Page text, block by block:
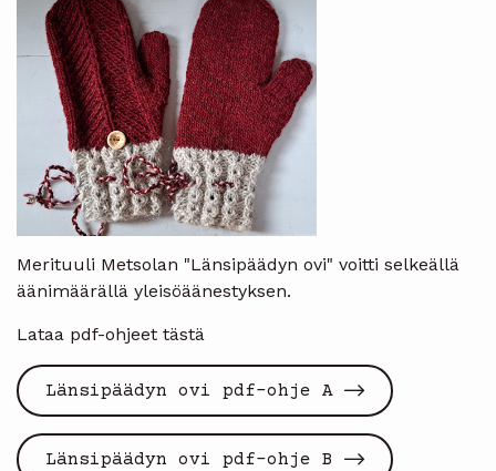
Merituuli Metsolan "Länsipäädyn ovi" voitti selkeällä
äänimäärällä yleisöäänestyksen.
Lataa pdf-ohjeet tästä
Länsipäädyn ovi pdf-ohje A
Länsipäädyn ovi pdf-ohje B